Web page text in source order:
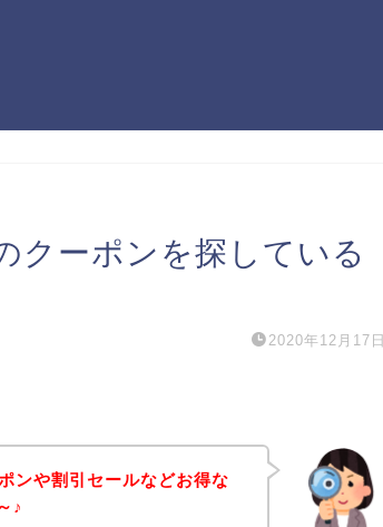
クーポンを探している
2020年12月17日
ンや割引セールなどお得な
♪